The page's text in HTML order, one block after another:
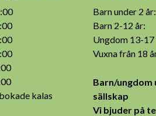
kalas
Barn under 2
Barn 2-12
Ungdom 13-
Vuxna från 18
Barn/ungdom
sällskap
Vi bjuder på